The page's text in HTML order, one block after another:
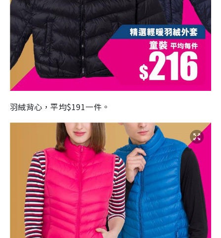
羽絨背心，平均$191一件。